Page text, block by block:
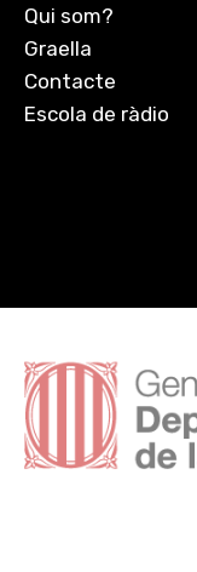
Qui som?
Graella
Contacte
Escola de ràdio